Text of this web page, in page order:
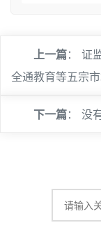
上一篇： 证
全通教育等五宗
下一篇： 没